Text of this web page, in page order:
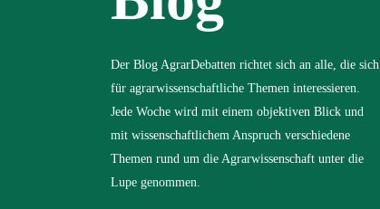
Der Blog AgrarDebatten richtet sich an alle, die sich
für agrarwissenschaftliche Themen interessieren.
Jede Woche wird mit einem objektiven Blick und
mit wissenschaftlichem Anspruch verschiedene
Themen rund um die Agrarwissenschaft unter die
Lupe genommen.